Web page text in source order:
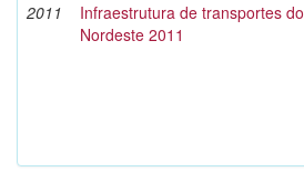
2011
Infraestrutura de transportes do
Nordeste 2011